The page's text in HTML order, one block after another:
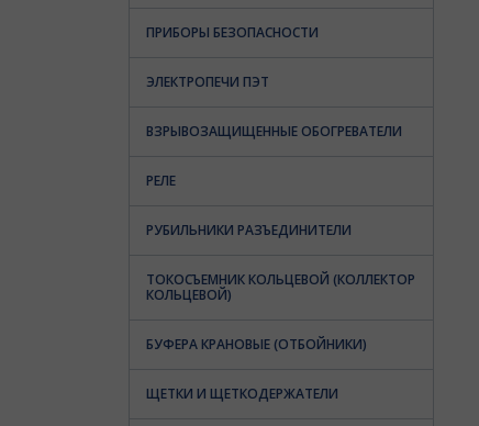
ПРИБОРЫ БЕЗОПАСНОСТИ
ЭЛЕКТРОПЕЧИ ПЭТ
ВЗРЫВОЗАЩИЩЕННЫЕ ОБОГРЕВАТЕЛИ
РЕЛЕ
РУБИЛЬНИКИ РАЗЪЕДИНИТЕЛИ
ТОКОСЪЕМНИК КОЛЬЦЕВОЙ (КОЛЛЕКТОР
КОЛЬЦЕВОЙ)
БУФЕРА КРАНОВЫЕ (ОТБОЙНИКИ)
ЩЕТКИ И ЩЕТКОДЕРЖАТЕЛИ